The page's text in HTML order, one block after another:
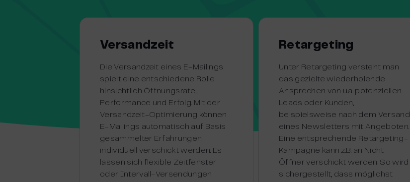
Versandzeit
Die Versandzeit eines E-Mailings
spielt eine entschiedene Rolle
hinsichtlich Öffnungsrate,
Performance und Erfolg. Mit der
Versandzeit-Optimierung können
E-Mailings automatisch auf Basis
gesammelter Erfahrungen
individuell verschickt werden. Es
lassen sich flexible Zeitfenster
oder Intervall-Versendungen
Retargeting
Unter Retargeting versteht man
das gezielte wiederholende
Ansprechen von u.a. potenziellen
Leads oder Kunden,
beispielsweise nach dem Versand
eines Newsletters mit Angeboten.
Eine entsprechende Retargeting-
Kampagne kann z.B. an Nicht-
Öffner verschickt werden. So wird
sichergestellt, dass möglichst